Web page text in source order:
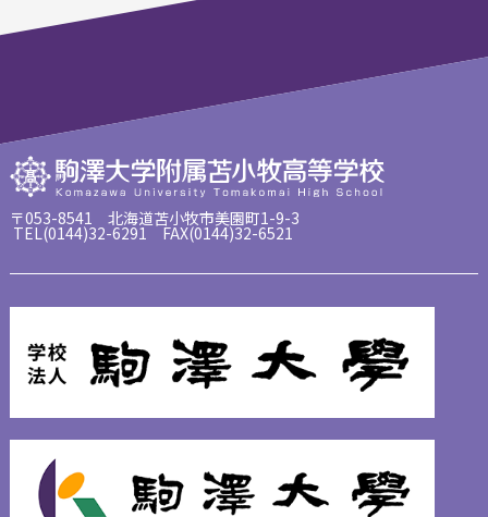
〒053-8541 北海道苫小牧市美園町1-9-3
TEL(0144)32-6291 FAX(0144)32-6521